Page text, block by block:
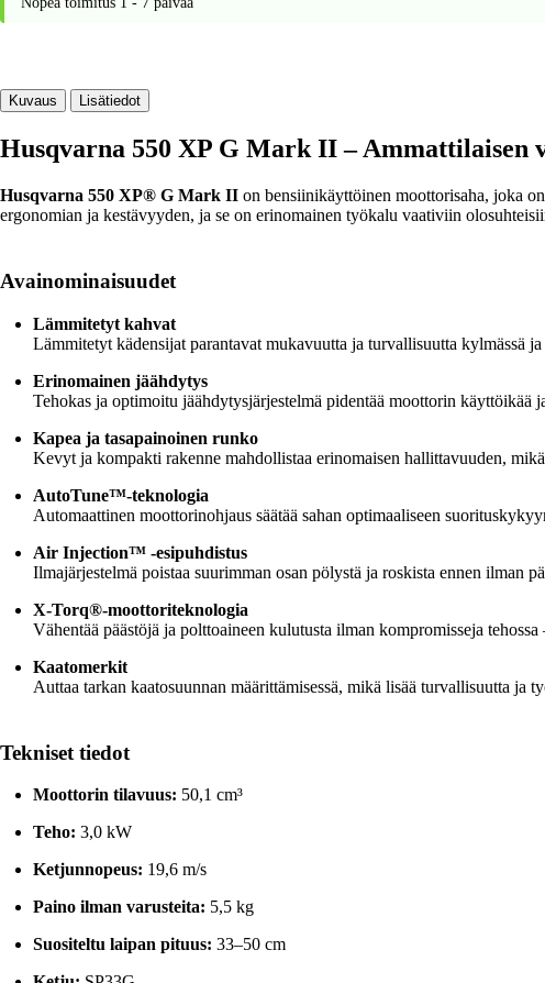
määrä
Kuvaus Lisätiedot
Husqvarna 550 XP G Mark II – Ammattilaisen
Husqvarna 550 XP® G Mark II on bensiinikäyttöinen moottorisaha, joka
ergonomian ja kestävyyden, ja se on erinomainen työkalu vaativiin
Avainominaisuudet
Lämmitetyt kahvat
Lämmitetyt kädensijat parantavat mukavuutta ja turvallisuutta kylmässä
Erinomainen jäähdytys
Tehokas ja optimoitu jäähdytysjärjestelmä pidentää moottorin käyttöikää
Kapea ja tasapainoinen runko
Kevyt ja kompakti rakenne mahdollistaa erinomaisen hallittavuuden,
AutoTune™-teknologia
Automaattinen moottorinohjaus säätää sahan optimaaliseen
Air Injection™ -esipuhdistus
Ilmajärjestelmä poistaa suurimman osan pölystä ja roskista ennen ilman
X-Torq®-moottoriteknologia
Vähentää päästöjä ja polttoaineen kulutusta ilman kompromisseja
Kaatomerkit
Auttaa tarkan kaatosuunnan määrittämisessä, mikä lisää turvallisuutta ja
Tekniset tiedot
Moottorin tilavuus: 50,1 cm³
Teho: 3,0 kW
Ketjunnopeus: 19,6 m/s
Paino ilman varusteita: 5,5 kg
Suositeltu laipan pituus: 33–50 cm